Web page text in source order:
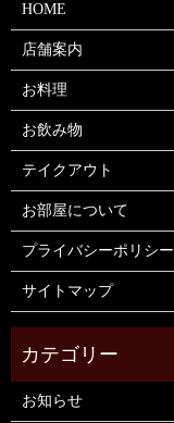
HOME
店舗案内
お料理
お飲み物
テイクアウト
お部屋について
プライバシーポリシー
サイトマップ
お知らせ